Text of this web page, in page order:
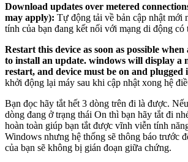
Download updates over metered
may apply): Tự động tải về bản cập nhật mới
tính của bạn đang kết nối với mạng di động có
Restart this device as soon as possible
to install an update. windows will display a
restart, and device must be on and plugged
khởi động lại máy sau khi cập nhật xong hệ
Bạn đọc hãy tắt hết 3 dòng trên đi là được.
dòng đang ở trạng thái On thì bạn hãy tắt đi
hoàn toàn giúp bạn tắt được vĩnh viễn tính
Windows nhưng hệ thống sẽ thông báo trước
của bạn sẽ không bị gián đoạn giữa chứng.